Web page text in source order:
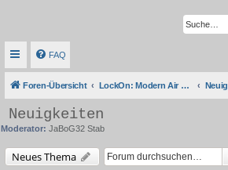
FAQ
Foren-Übersicht LockOn: Modern Air Combat Simulation
Neuigkeiten
Moderator: JaBoG32 Stab
Neues Thema